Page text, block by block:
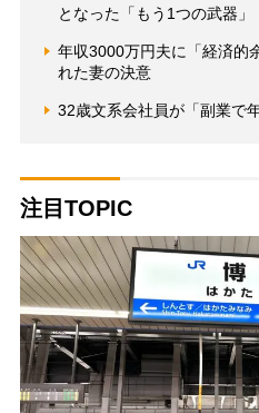
となった「もう1つの武器」
年収3000万円夫に「経済的
れた妻の決意
32歳文系会社員が「副業で
注目TOPIC